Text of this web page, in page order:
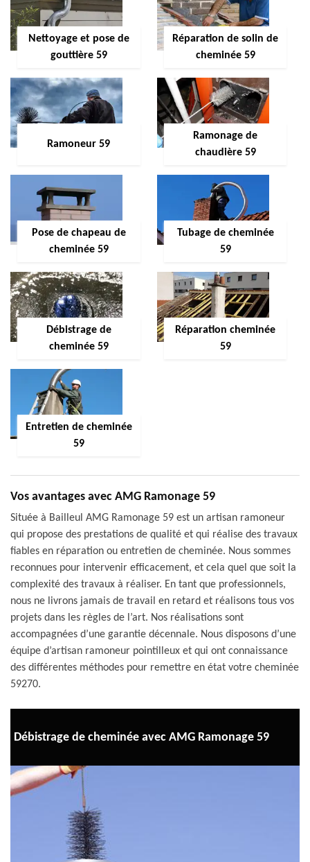
Nettoyage et pose de
gouttière 59
Réparation de solin de
cheminée 59
Ramoneur 59
Ramonage de
chaudière 59
Pose de chapeau de
cheminée 59
Tubage de cheminée
59
Débistrage de
cheminée 59
Réparation cheminée
59
Entretien de cheminée
59
Vos avantages avec AMG Ramonage 59
Située à Bailleul AMG Ramonage 59 est un artisan ramoneur
qui propose des prestations de qualité et qui réalise des travaux
fiables en réparation ou entretien de cheminée. Nous sommes
reconnues pour intervenir efficacement, et cela quel que soit la
complexité des travaux à réaliser. En tant que professionnels,
nous ne livrons jamais de travail en retard et réalisons tous vos
projets dans les règles de l’art. Nos réalisations sont
accompagnées d’une garantie décennale. Nous disposons d’une
équipe d’artisan ramoneur pointilleux et qui ont connaissance
des différentes méthodes pour remettre en état votre cheminée
59270.
Débistrage de cheminée avec AMG Ramonage 59